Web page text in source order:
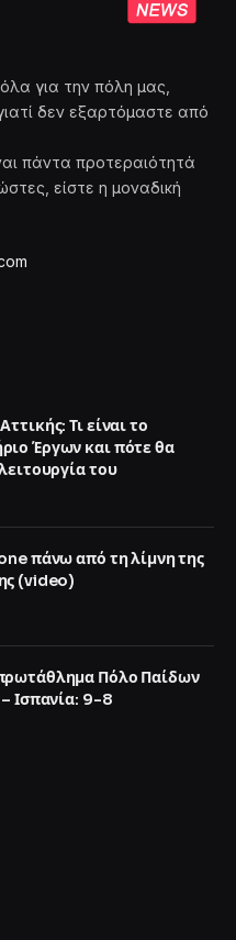
για την πόλη μας,
δεν εξαρτόμαστε από
πάντα προτεραιότητά
είστε η μοναδική
Τι είναι το
Έργων και πότε θα
του
πάνω από τη λίμνη της
(video)
Πόλο Παίδων
Ισπανία: 9-8